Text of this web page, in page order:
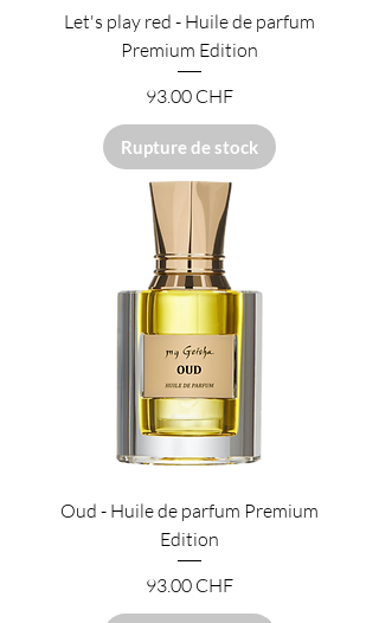
Let's play red - Huile de parfum
Premium Edition
Prix
93.00 CHF
Rupture de stock
Oud - Huile de parfum Premium
Edition
Prix
93.00 CHF